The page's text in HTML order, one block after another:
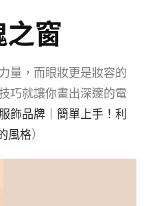
窗
量，而眼妝更是妝容的
巧就讓你畫出深邃的電
飾品牌｜簡單上手！利
風格）